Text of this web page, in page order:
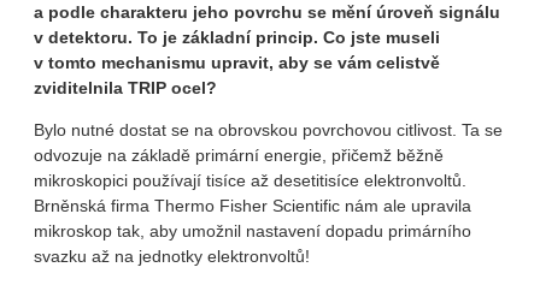
a podle charakteru jeho povrchu se mění úroveň signálu
v detektoru. To je základní princip. Co jste museli
v tomto mechanismu upravit, aby se vám celistvě
zviditelnila TRIP ocel?
Bylo nutné dostat se na obrovskou povrchovou citlivost. Ta se
odvozuje na základě primární energie, přičemž běžně
mikroskopici používají tisíce až desetitisíce elektronvoltů.
Brněnská firma Thermo Fisher Scientific nám ale upravila
mikroskop tak, aby umožnil nastavení dopadu primárního
svazku až na jednotky elektronvoltů!